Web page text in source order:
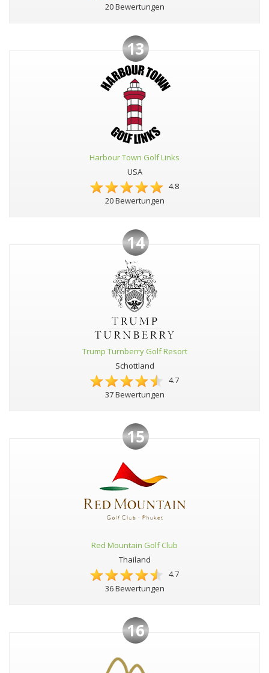
20 Bewertungen
13
Harbour Town Golf Links
USA
4.8
20 Bewertungen
14
Trump Turnberry Golf Resort
Schottland
4.7
37 Bewertungen
15
Red Mountain Golf Club
Thailand
4.7
36 Bewertungen
16